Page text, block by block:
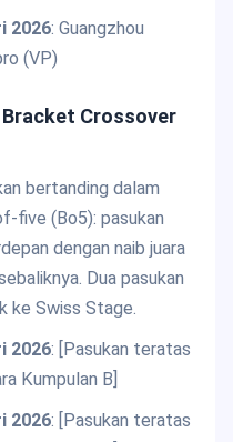
2026: Guangzhou
(VP)
Crossover
bertanding dalam
five (Bo5): pasukan
dengan naib juara
Dua pasukan
ke Swiss Stage.
2026: [Pasukan teratas
Kumpulan B]
2026: [Pasukan teratas